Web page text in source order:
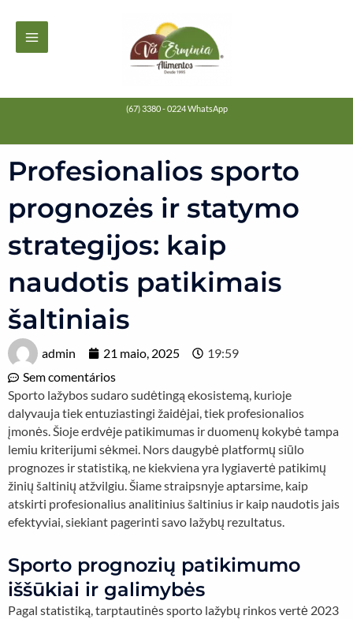
para
MENU
(67) 3380 - 0224 WhatsApp
Profesionalios sporto
prognozės ir statymo
strategijos: kaip
naudotis patikimais
šaltiniais
admin 21 maio, 2025
19:59
Sem comentários
Sporto lažybos sudaro sudėtingą ekosistemą, kurioje
dalyvauja tiek entuziastingi žaidėjai, tiek profesionalios
įmonės. Šioje erdvėje patikimumas ir duomenų kokybė tampa
lemiu kriterijumi sėkmei. Nors daugybė platformų siūlo
prognozes ir statistiką, ne kiekviena yra lygiavertė patikimų
žinių šaltinių atžvilgiu. Šiame straipsnyje aptarsime, kaip
atskirti profesionalius analitinius šaltinius ir kaip naudotis jais
efektyviai, siekiant pagerinti savo lažybų rezultatus.
Sporto prognozių patikimumo
iššūkiai ir galimybės
Pagal statistiką, tarptautinės sporto lažybų rinkos vertė 2023